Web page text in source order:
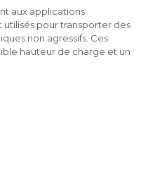
aux applications
utilisés pour transporter des
non agressifs. Ces
hauteur de charge et un